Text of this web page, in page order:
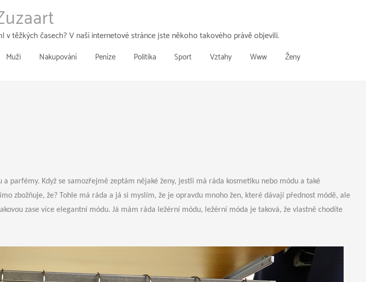
těžkých časech? V naší internetové stránce jste někoho takového právě objevili.
Muži Nakupování Peníze Politika Sport Vztahy Www Ženy
Když se samozřejmě zeptám nějaké ženy, jestli má ráda kosmetiku nebo módu a také
zbožňuje, že? Tohle má ráda a já si myslím, že je opravdu mnoho žen, které dávají přednost módě, ale
zase více elegantní módu. Já mám ráda ležérní módu, ležérní móda je taková, že vlastně chodíte